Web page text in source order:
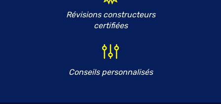
Révisions constructeurs
certifiées
Conseils personnalisés